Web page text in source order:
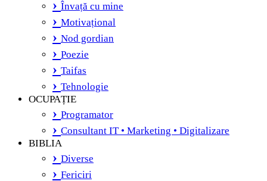
Învață cu mine
Motivațional
Nod gordian
Poezie
Taifas
Tehnologie
OCUPAȚIE
Programator
Consultant IT • Marketing • Digitalizare
BIBLIA
Diverse
Fericiri